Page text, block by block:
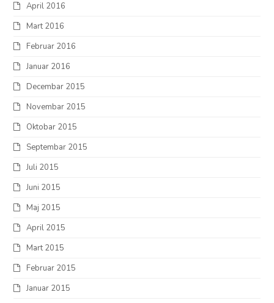
April 2016
Mart 2016
Februar 2016
Januar 2016
Decembar 2015
Novembar 2015
Oktobar 2015
Septembar 2015
Juli 2015
Juni 2015
Maj 2015
April 2015
Mart 2015
Februar 2015
Januar 2015